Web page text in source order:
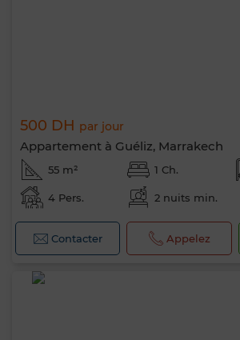
500 DH par jour
Appartement à Guéliz, Marrakech
55 m² 1 Ch.
4 Pers. 2 nuits min.
Contacter Appelez